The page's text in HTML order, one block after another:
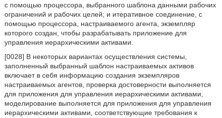
с помощью процессора, выбранного шаблона данными рабочих
ограничений и рабочих целей; и итеративное соединение, с
помощью процессора, настраиваемого агента, экземпляр
которого создан, чтобы разрабатывать приложение для
управления иерархическими активами.
[0028] В некоторых вариантах осуществления системы,
заполненный выбранный шаблон настраиваемых активов
включает в себя информацию создания экземпляров
настраиваемых агентов, проверка достоверности выполняется
для приложения для управления иерархическими активами,
моделирование выполняется для приложения для управления
иерархическими активами, соответствующие требования к